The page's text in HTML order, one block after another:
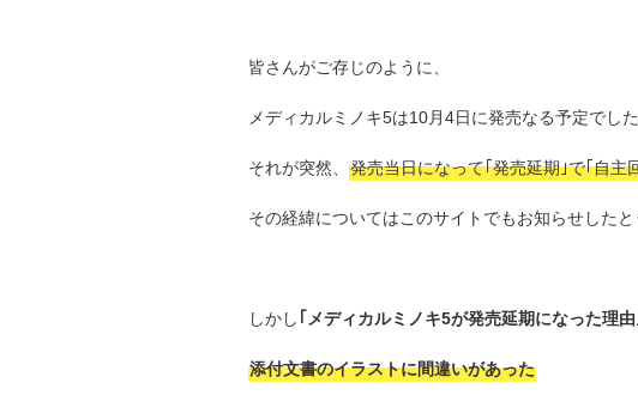
皆さんがご存じのように、
メディカルミノキ5は10月4日に発売なる予定でした
それが突然、 発売当日になって｢発売延期｣で｢自主
その経緯についてはこのサイトでもお知らせしたと
しかし ｢メディカルミノキ5が発売延期になった理由
添付文書のイラストに間違いがあった